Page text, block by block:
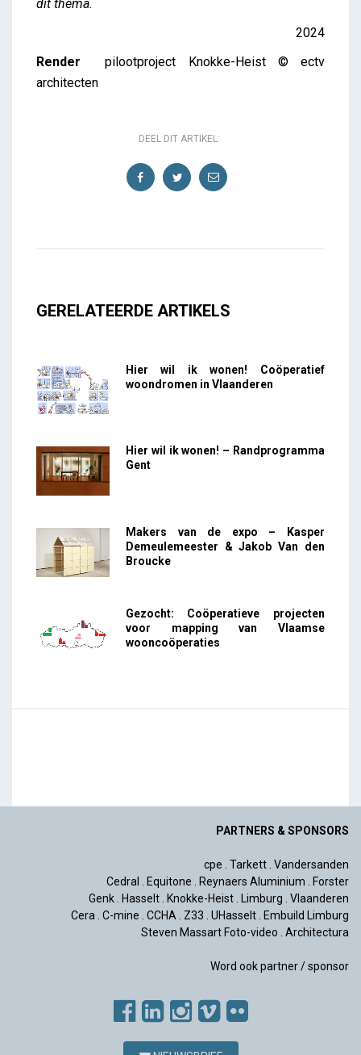
dit thema.
2024
Render pilootproject Knokke-Heist © ectv
architecten
DEEL DIT ARTIKEL:
GERELATEERDE ARTIKELS
Hier wil ik wonen! Coöperatief
woondromen in Vlaanderen
Hier wil ik wonen! – Randprogramma
Gent
Makers van de expo – Kasper
Demeulemeester & Jakob Van den
Broucke
Gezocht: Coöperatieve projecten
voor mapping van Vlaamse
wooncoöperaties
PARTNERS & SPONSORS
cpe . Tarkett. Vandersanden
Cedral . Equitone . Reynaers Aluminium . Forster
Genk. Hasselt. Knokke-Heist. Limburg . Vlaanderen
Cera. C-mine . CCHA. Z33 . UHasselt. Embuild Limburg
Steven Massart Foto-video . Architectura
Word ook partner / sponsor